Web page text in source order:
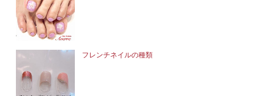
フレンチネイルの種類